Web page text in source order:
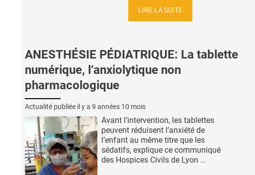
LIRE LA SUITE
ANESTHÉSIE PÉDIATRIQUE: La tablette
numérique, l‘anxiolytique non
pharmacologique
Actualité publiée il y a 9 années 10 mois
Avant l’intervention, les tablettes
peuvent réduisent l’anxiété de
l’enfant au même titre que les
sédatifs, explique ce communiqué
des Hospices Civils de Lyon ...